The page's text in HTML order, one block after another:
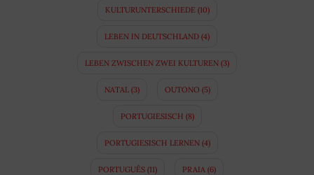
KULTURUNTERSCHIEDE(10)
LEBEN IN DEUTSCHLAND (4)
LEBEN ZWISCHEN ZWEI KULTUREN (3)
NATAL(3) OUTONO (5)
PORTUGIESISCH (8)
PORTUGIESISCH LERNEN(4)
PORTUGUÊS (11) PRAIA (6)